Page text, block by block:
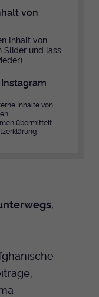
von
Inhalt von
Slider und lass
Inhalte von
übermittelt
,